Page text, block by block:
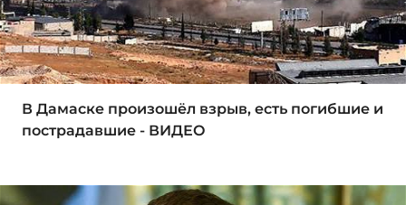
В Дамаске произошёл взрыв, есть погибшие и
пострадавшие - ВИДЕО